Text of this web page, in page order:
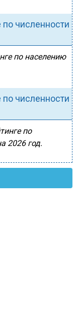
по численности
по населению
по численности
по
2026 год.